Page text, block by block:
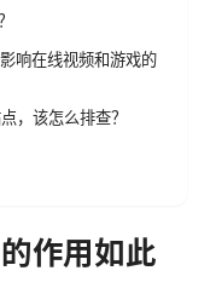
响在线视频和游戏的
，该怎么排查？
作用如此